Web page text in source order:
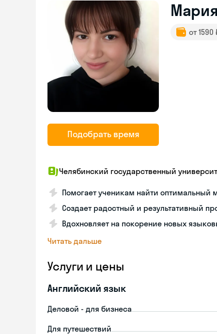
Подобрать время
от
Челябинский государственный
Помогает ученикам найти оптимальный
Создает радостный и результативный
Вдохновляет на покорение новых
Читать дальше
Услуги и цены
Английский язык
Деловой - для бизнеса
Для путешествий